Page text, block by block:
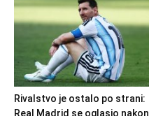
Rivalstvo je ostalo po strani:
Real Madrid se oglasio nakon